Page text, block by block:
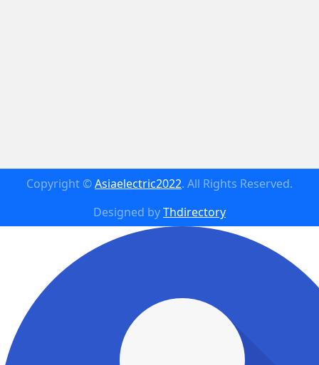
Copyright ©Asiaelectric2022. All Rights Reserved.
Designed byThdirectory